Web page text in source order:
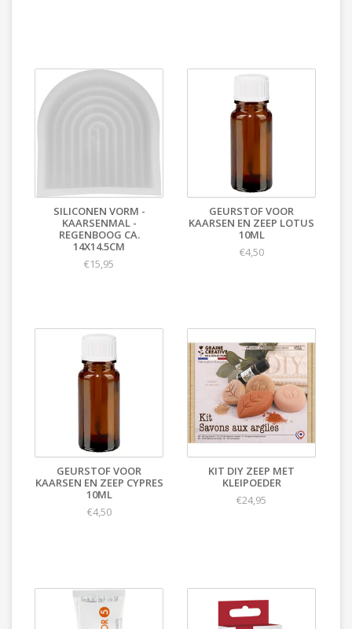
SILICONEN VORM -
KAARSENMAL -
REGENBOOG CA.
14X14.5CM
€15,95
GEURSTOF VOOR
KAARSEN EN ZEEP LOTUS
10ML
€4,50
GEURSTOF VOOR
KAARSEN EN ZEEP CYPRES
10ML
€4,50
KIT DIY ZEEP MET
KLEIPOEDER
€24,95